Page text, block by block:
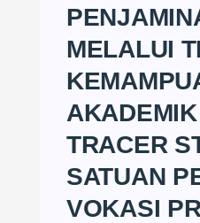
MELALUI
TRACER
SATUAN
VOKASI